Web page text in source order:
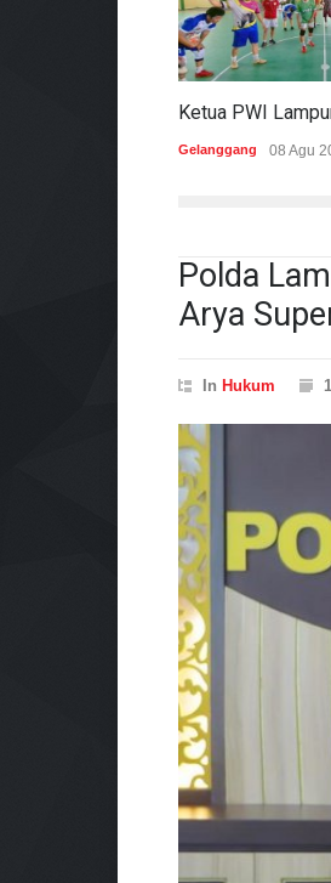
Gelanggang 08 Agu
Polda
Arya
In Hukum